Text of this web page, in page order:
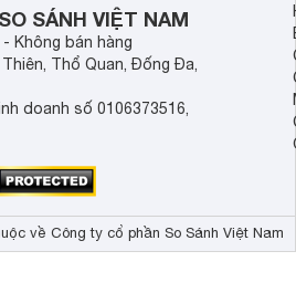
SÁNH VIỆT NAM
Không bán hàng
Thổ Quan, Đống Đa,
doanh số 0106373516,
về Công ty cổ phần So Sánh Việt Nam